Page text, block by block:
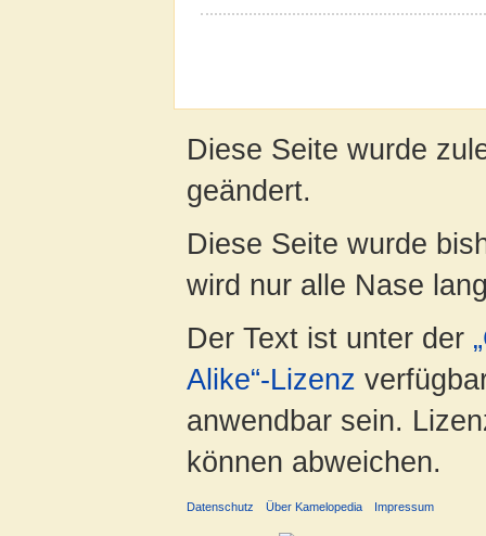
Diese Seite wurde
geändert.
Diese Seite wurde
wird nur alle Nase
Der Text ist unter der
Alike“-Lizenz
anwendbar sein.
können abweichen.
Datenschutz Über Kamelopedia Impressum